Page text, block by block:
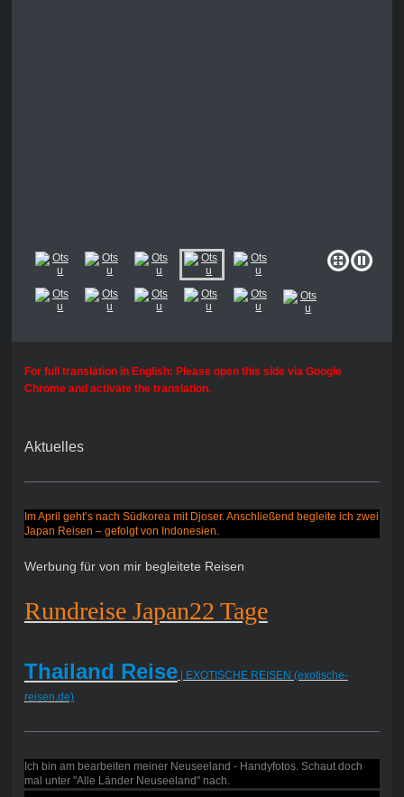
For full translation in English: Please open this side via Google
Chrome and activate the translation.
Aktuelles
Im April geht’s nach Südkorea mit Djoser. Anschließend begleite ich zwei
Japan Reisen – gefolgt von Indonesien.
Werbung für von mir begleitete Reisen
Rundreise Japan22 Tage
Thailand Reise| EXOTISCHE REISEN (exotische-
reisen.de)
Ich bin am bearbeiten meiner Neuseeland - Handyfotos. Schaut doch
mal unter "Alle Länder Neuseeland" nach.